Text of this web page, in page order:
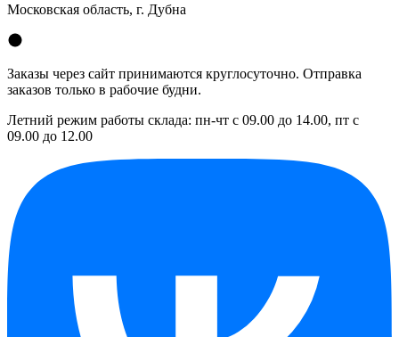
Московская область, г. Дубна
Заказы через сайт принимаются круглосуточно. Отправка
заказов только в рабочие будни.
Летний режим работы склада: пн-чт с 09.00 до 14.00, пт с
09.00 до 12.00